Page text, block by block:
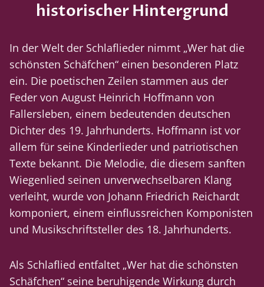
historischer Hintergrund
In der Welt der Schlaflieder nimmt „Wer hat die
schönsten Schäfchen“ einen besonderen Platz
ein. Die poetischen Zeilen stammen aus der
Feder von August Heinrich Hoffmann von
Fallersleben, einem bedeutenden deutschen
Dichter des 19. Jahrhunderts. Hoffmann ist vor
allem für seine Kinderlieder und patriotischen
Texte bekannt. Die Melodie, die diesem sanften
Wiegenlied seinen unverwechselbaren Klang
verleiht, wurde von Johann Friedrich Reichardt
komponiert, einem einflussreichen Komponisten
und Musikschriftsteller des 18. Jahrhunderts.
Als Schlaflied entfaltet „Wer hat die schönsten
Schäfchen“ seine beruhigende Wirkung durch